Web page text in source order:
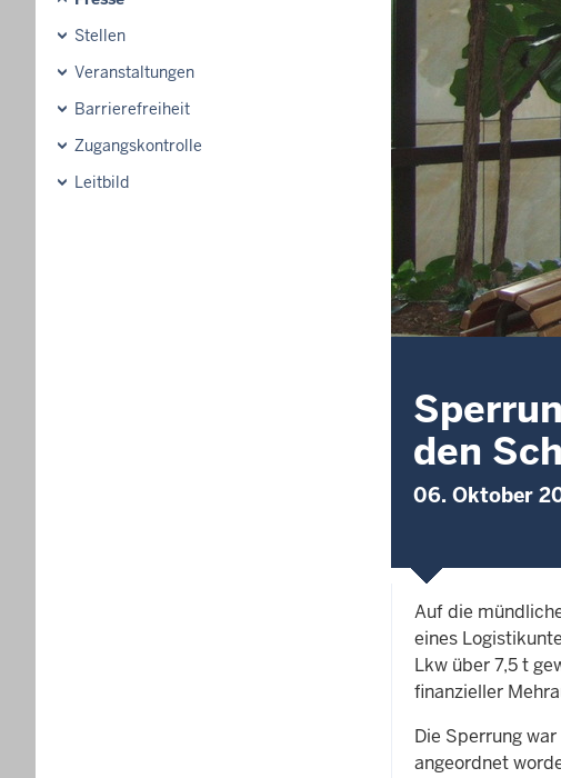
Stellen
Veranstaltungen
Barrierefreiheit
Zugangskontrolle
Leitbild
den
06. Oktober
Auf die
eines
Lkw über 7,5 t
finanzieller
Die Sperrung
angeordnet